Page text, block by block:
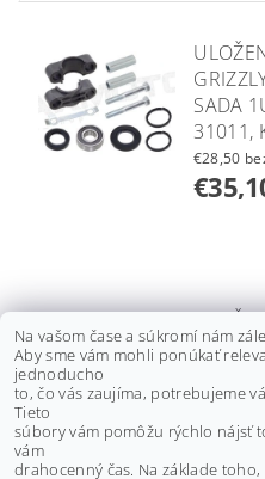
SADA
31011,
€28
Na vašom čase a súkromí nám
Aby sme vám mohli ponúkať
jednoducho
to, čo vás zaujíma, potrebujeme
Tieto
súbory vám pomôžu rýchlo nájsť
vám
drahocenný čas. Na základe